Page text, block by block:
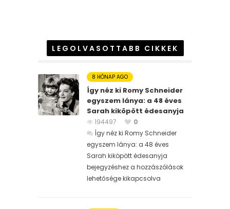
LEGOLVASOTTABB CIKKEK
8 HÓNAP AGO
Így néz ki Romy Schneider
egyszem lánya: a 48 éves
Sarah kiköpött édesanyja
194497
0
Így néz ki Romy Schneider
egyszem lánya: a 48 éves
Sarah kiköpött édesanyja
bejegyzéshez a hozzászólások
lehetősége kikapcsolva